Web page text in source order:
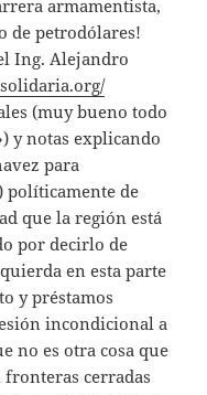
armamentista,
de petrodólares!
Ing. Alejandro
(muy bueno todo
y notas explicando
para
políticamente de
que la región está
por decirlo de
en esta parte
y préstamos
incondicional a
no es otra cosa que
cerradas